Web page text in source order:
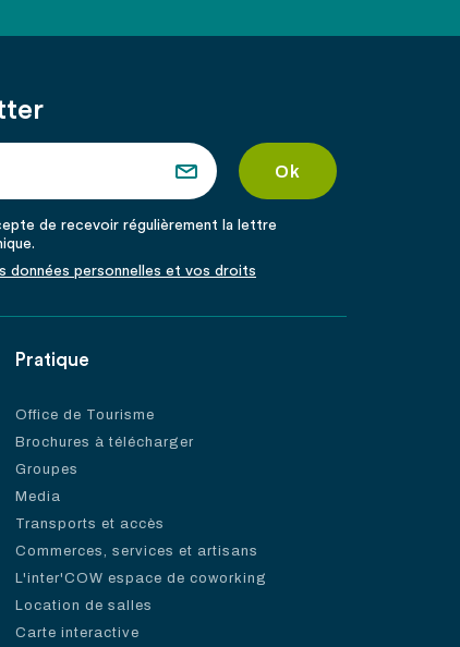
de recevoir régulièrement la lettre
données personnelles et vos droits
Pratique
Office de Tourisme
Brochures à télécharger
Groupes
Media
Transports et accès
Commerces, services et artisans
L'inter'COW espace de coworking
Location de salles
Carte interactive